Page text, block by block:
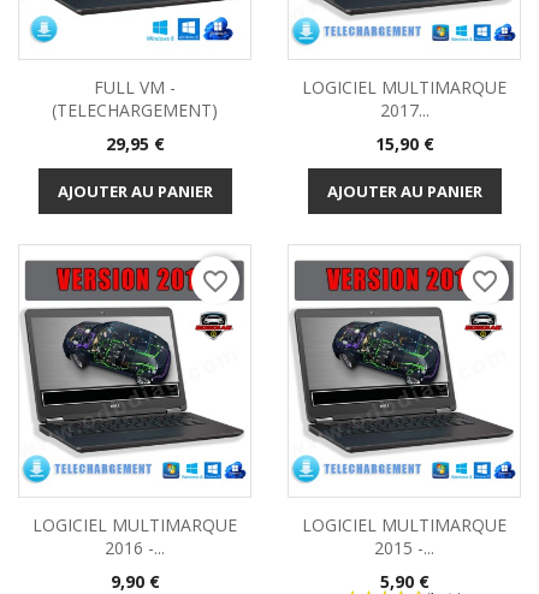
FULL VM -
(TELECHARGEMENT)
Prix
29,95 €
AJOUTER AU PANIER
LOGICIEL MULTIMARQUE
2017...
Prix
15,90 €
AJOUTER AU PANIER
LOGICIEL MULTIMARQUE
2016 -...
Prix
9,90 €
favorite_border
LOGICIEL MULTIMARQUE
2015 -...
Prix
5,90 €
favorite_border